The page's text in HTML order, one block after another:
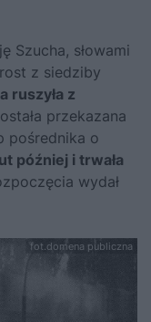
Szucha, słowami
z siedziby
ruszyła z
przekazana
pośrednika o
później i trwała
wydał
fot.domena publiczna